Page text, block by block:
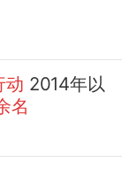
动 2014年以
名